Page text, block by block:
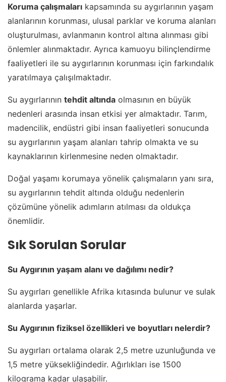
Koruma çalışmaları kapsamında su aygırlarının yaşam
alanlarının korunması, ulusal parklar ve koruma alanları
oluşturulması, avlanmanın kontrol altına alınması gibi
önlemler alınmaktadır. Ayrıca kamuoyu bilinçlendirme
faaliyetleri ile su aygırlarının korunması için farkındalık
yaratılmaya çalışılmaktadır.
Su aygırlarının tehdit altında olmasının en büyük
nedenleri arasında insan etkisi yer almaktadır. Tarım,
madencilik, endüstri gibi insan faaliyetleri sonucunda
su aygırlarının yaşam alanları tahrip olmakta ve su
kaynaklarının kirlenmesine neden olmaktadır.
Doğal yaşamı korumaya yönelik çalışmaların yanı sıra,
su aygırlarının tehdit altında olduğu nedenlerin
çözümüne yönelik adımların atılması da oldukça
önemlidir.
Sık Sorulan Sorular
Su Aygırının yaşam alanı ve dağılımı nedir?
Su aygırları genellikle Afrika kıtasında bulunur ve sulak
alanlarda yaşarlar.
Su Aygırının fiziksel özellikleri ve boyutları nelerdir?
Su aygırları ortalama olarak 2,5 metre uzunluğunda ve
1,5 metre yüksekliğindedir. Ağırlıkları ise 1500
kilograma kadar ulaşabilir.